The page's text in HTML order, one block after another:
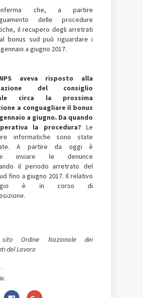
che, a partire
delle procedure
il recupero degli arretrati
bonus sud può riguardare i
a giugno 2017.
aveva risposto alla
del consiglio
circa la prossima
a conguagliare il bonus
a giugno. Da quando
la procedura? Le
informatiche sono state
A partire da oggi è
inviare le denunce
il periodo arretrato del
fino a giugno 2017. Il relativo
è in corso di
Ordine Nazionale dei
del Lavoro
Fai Fai